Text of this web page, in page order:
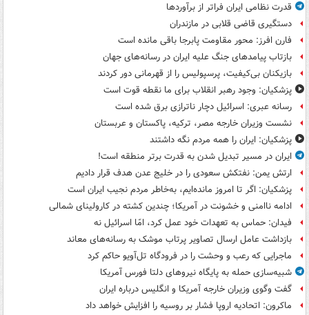
قدرت نظامی ایران فراتر از برآوردها
دستگیری قاضی قلابی در مازندران
فارن افرز: محور مقاومت پابرجا باقی مانده است
بازتاب پیامدهای جنگ علیه ایران در رسانه‌های جهان
بازیکنان بی‌کیفیت، پرسپولیس را از قهرمانی دور کردند
پزشکیان: وجود رهبر انقلاب برای ما نقطه قوت است
رسانه عبری: اسرائیل دچار ناترازی برق شده است
نشست وزیران خارجه مصر، ترکیه، پاکستان و عربستان
پزشکیان: ایران را همه مردم نگه داشتند
ایران در مسیر تبدیل شدن به قدرت برتر منطقه است!
ارتش یمن: نفتکش سعودی را در خلیج عدن هدف قرار دادیم
پزشکیان: اگر تا امروز مانده‌ایم، به‌خاطر مردم نجیب ایران است
ادامه ناامنی و خشونت در آمریکا؛ چندین کشته در کارولینای شمالی
فیدان: حماس به تعهدات خود عمل کرد، امّا اسرائیل نه
بازداشت عامل ارسال تصاویر پرتاب موشک به رسانه‌های معاند
ماجرایی که رعب و وحشت را در فرودگاه تل‌آویو حاکم کرد
شبیه‌سازی حمله به پایگاه نیروهای دلتا فورس آمریکا
گفت وگوی وزیران خارجه آمریکا و انگلیس درباره ایران
ماکرون: اتحادیه اروپا فشار بر روسیه را افزایش خواهد داد